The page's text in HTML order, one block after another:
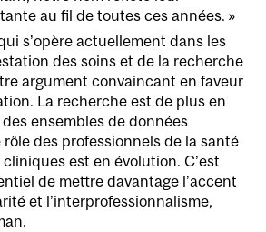
au fil de toutes ces années. »
s’opère actuellement dans les
des soins et de la recherche
argument convaincant en faveur
La recherche est de plus en
ensembles de données
des professionnels de la santé
est en évolution. C’est
de mettre davantage l’accent
et l’interprofessionnalisme,